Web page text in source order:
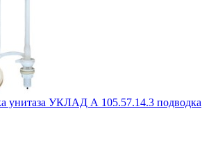
унитаза УКЛАД А 105.57.14.3 подводка